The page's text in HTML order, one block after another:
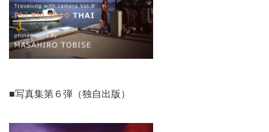
■写真集第６弾（独自出版）